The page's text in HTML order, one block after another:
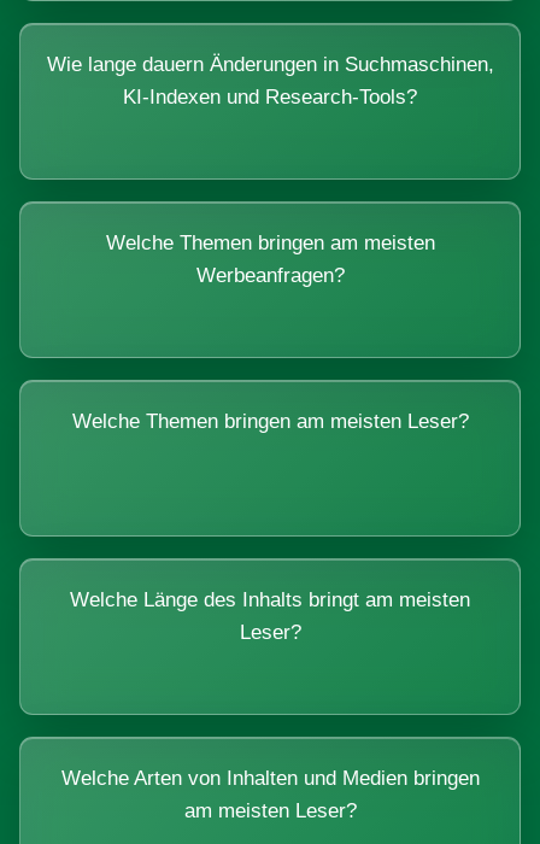
Wie lange dauern Änderungen in Suchmaschinen,
KI-Indexen und Research-Tools?
Welche Themen bringen am meisten
Werbeanfragen?
Welche Themen bringen am meisten Leser?
Welche Länge des Inhalts bringt am meisten
Leser?
Welche Arten von Inhalten und Medien bringen
am meisten Leser?